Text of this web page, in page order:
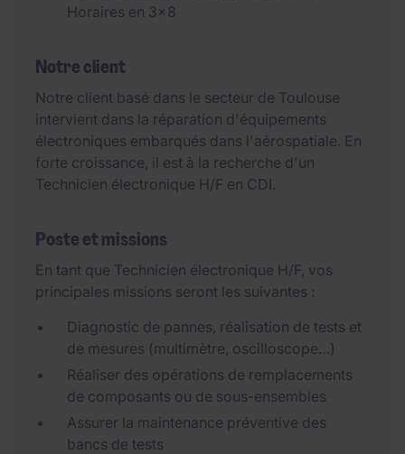
Horaires en 3x8
Notre client
Notre client basé dans le secteur de Toulouse
intervient dans la réparation d'équipements
électroniques embarqués dans l'aérospatiale. En
forte croissance, il est à la recherche d'un
Technicien électronique H/F en CDI.
Poste et missions
En tant que Technicien électronique H/F, vos
principales missions seront les suivantes :
Diagnostic de pannes, réalisation de tests et
de mesures (multimètre, oscilloscope…)
Réaliser des opérations de remplacements
de composants ou de sous-ensembles
Assurer la maintenance préventive des
bancs de tests